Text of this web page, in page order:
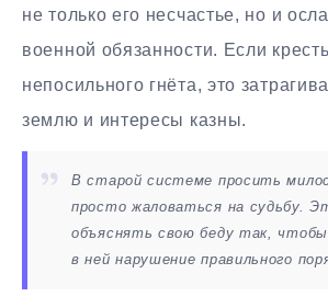
не только его несчастье, но и
военной обязанности. Если
непосильного гнёта, это
землю и интересы казны.
В старой системе просить
просто жаловаться на судьбу.
объяснять свою беду так,
в ней нарушение правильного